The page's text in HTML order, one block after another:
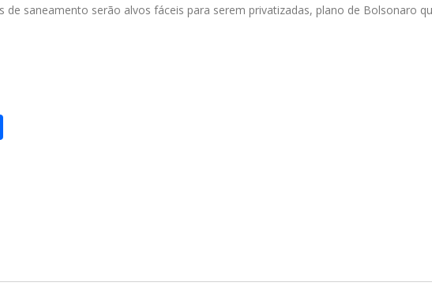
de saneamento serão alvos fáceis para serem privatizadas, plano de Bolsonaro